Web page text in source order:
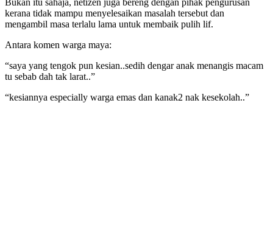
Bukan itu sahaja, netizen juga bereng dengan pihak pengurusan
kerana tidak mampu menyelesaikan masalah tersebut dan
mengambil masa terlalu lama untuk membaik pulih lif.
Antara komen warga maya:
“saya yang tengok pun kesian..sedih dengar anak menangis macam
tu sebab dah tak larat..”
“kesiannya especially warga emas dan kanak2 nak kesekolah..”